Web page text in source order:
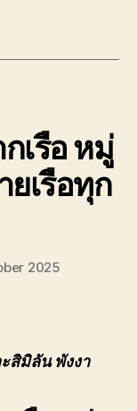
เรือ หมู่
ยเรือทุก
2025
อสิมิลัน พังงา